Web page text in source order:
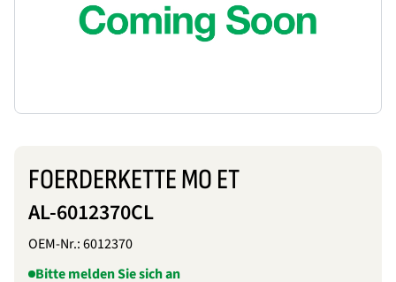
FOERDERKETTE MO ET
AL-6012370CL
OEM-Nr.:6012370
Bitte melden Sie sich an